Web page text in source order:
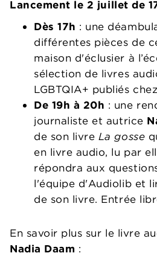
Lancement le 2 juillet de
Dès 17h : une
différentes pièces de
maison d'éclusier à
sélection de livres
LGBTQIA+ publiés
De 19h à 20h : une
journaliste et autrice
de son livre La gosse
en livre audio, lu par
répondra aux
l'équipe d'Audiolib et
de son livre. Entrée
En savoir plus sur le livre
Nadia Daam :